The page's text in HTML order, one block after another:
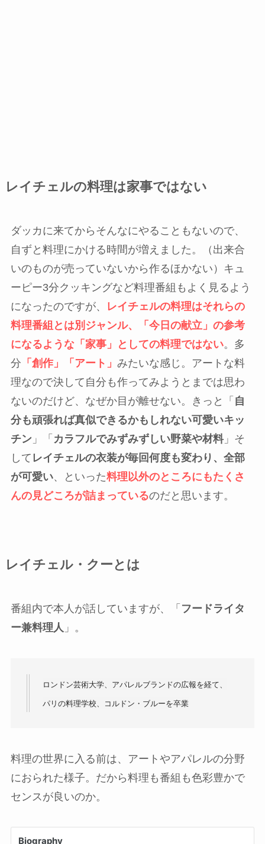
レイチェルの料理は家事ではない
ダッカに来てからそんなにやることもないので、
自ずと料理にかける時間が増えました。（出来合
いのものが売っていないから作るほかない）キュ
ーピー3分クッキングなど料理番組もよく見るよう
になったのですが、
レイチェルの料理はそれらの
料理番組とは別ジャンル、「今日の献立」の参考
になるような「家事」としての料理ではない。多
分 「創作」「アート」 みたいな感じ。アートな料
理なので決して自分も作ってみようとまでは思わ
ないのだけど、なぜか目が離せない。きっと「 自
分も頑張れば真似できるかもしれない可愛いキッ
チン 」「 カラフルでみずみずしい野菜や材料」そ
して レイチェルの衣装が毎回何度も変わり、全部
が可愛い、といった料理以外のところにもたくさ
んの見どころが詰まっているのだと思います。
レイチェル・クーとは
番組内で本人が話していますが、「 フードライタ
ー兼料理人 」。
ロンドン芸術大学、アパレルブランドの広報を経て、
パリの料理学校、コルドン・ブルーを卒業
料理の世界に入る前は、アートやアパレルの分野
におられた様子。だから料理も番組も色彩豊かで
センスが良いのか。